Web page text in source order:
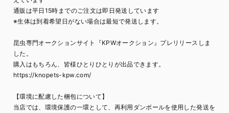
通販は平日15時までのご注文は即日発送しています
※生体は到着希望日がない場合は最短で発送します。
昆虫専門オークションサイト『KPWオークション』プレリリースしま
した。
購入はもちろん、皆様ひとりひとりが出品できます。
https://knopets-kpw.com/
【環境に配慮した梱包について】
当店では、環境保護の一環として、再利用ダンボールを使用した発送を